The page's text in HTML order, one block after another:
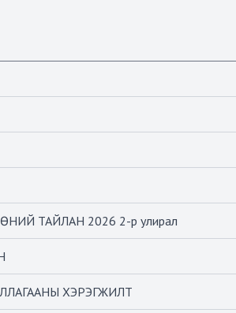
ТАЙЛАН 2026 2-р улирал
ХЭРЭГЖИЛТ